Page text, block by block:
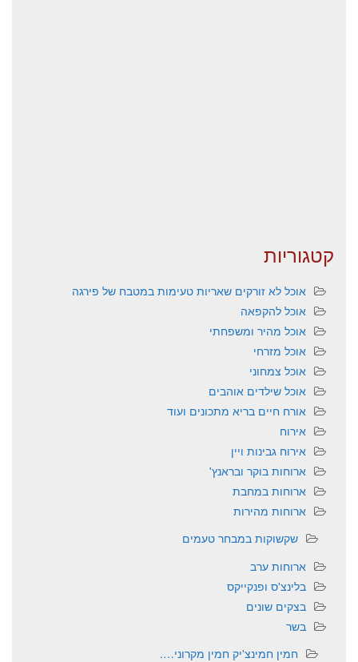
קטגוריות
אוכל לא זורקים שאריות טעימות במטבח של פירגה
אוכל להקפאה
אוכל מהיר ומשפחתי
אוכל מזרחי
אוכל צמחוני
אוכל שילדים אוהבים
אורח חיים בריא מתכונים ועוד
אירוח
אירוח גבינות ויין
ארוחות בוקר ובראנץ'
ארוחות במחבת
ארוחות מהירות
שקשוקות במבחר טעמים
ארוחות ערב
בלינצ'ס ופנקייקס
בצקים שונים
בשר
חמין חמינצ'יק חמין מקרוני….